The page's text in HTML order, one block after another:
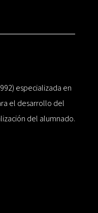
especializada en
el desarrollo del
del alumnado.